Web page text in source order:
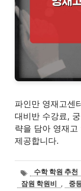
파인만 영재고센
대비반 수강료,
략을 담아 영재
제공합니다.
태
그
수학 학원 추천
잠원 학원비
, 중